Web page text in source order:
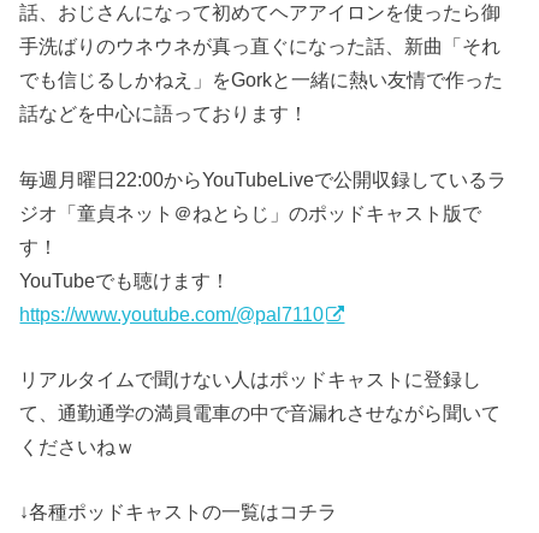
話、おじさんになって初めてヘアアイロンを使ったら御
手洗ばりのウネウネが真っ直ぐになった話、新曲「それ
でも信じるしかねえ」をGorkと一緒に熱い友情で作った
話などを中心に語っております！
毎週月曜日22:00からYouTubeLiveで公開収録しているラ
ジオ「童貞ネット＠ねとらじ」のポッドキャスト版で
す！
YouTubeでも聴けます！
https://www.youtube.com/@pal7110
リアルタイムで聞けない人はポッドキャストに登録し
て、通勤通学の満員電車の中で音漏れさせながら聞いて
くださいねｗ
↓各種ポッドキャストの一覧はコチラ